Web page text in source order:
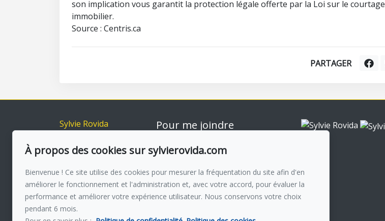
son implication vous garantit la protection légale offerte par la Loi sur le courtage
immobilier.
Source : Centris.ca
PARTAGER
Sylvie Rovida
Inscriptions
Vendre
À propos
Témoignages
Pour me joindre
514-560 3850
Écrivez-moi un courriel
À propos des cookies sur sylvierovida.com
Bienvenue ! Ce site utilise des cookies pour mesurer la fréquentation du site afin d'en
améliorer le fonctionnement et l'administration et, avec votre accord, pour évaluer la
performance et améliorer votre expérience utilisateur. Nous conservons votre choix
pendant 6 mois.